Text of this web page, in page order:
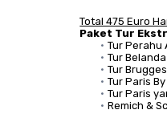
Total 475 Euro
Paket Tur
Tur Perahu
Tur
Tur
Tur Paris
Tur Paris
Remich &